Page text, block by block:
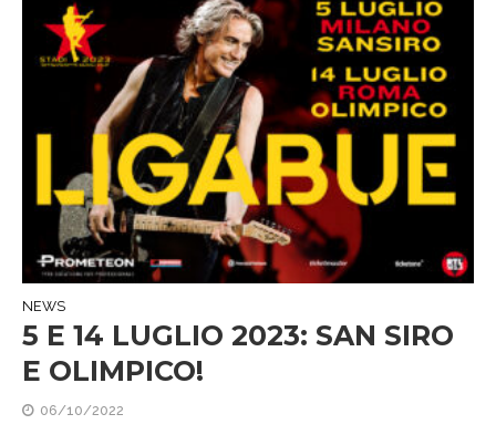
NEWS
5 E 14 LUGLIO 2023: SAN SIRO
E OLIMPICO!
06/10/2022